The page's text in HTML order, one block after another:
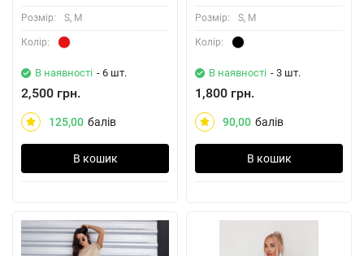
Розмiр: S, M
Колiр:
В наявності - 6 шт.
2,500 грн.
125,00 балів
В кошик
Розмiр: S, M
Колiр:
В наявності - 3 шт.
1,800 грн.
90,00 балів
В кошик